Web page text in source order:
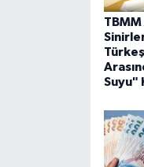
Suyu"